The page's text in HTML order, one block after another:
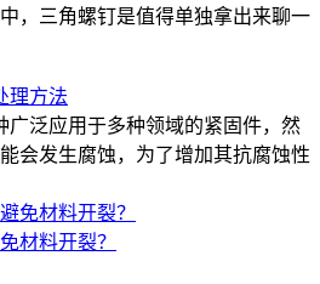
，三角螺钉是值得单独拿出来聊一
理方法
泛应用于多种领域的紧固件，然
会发生腐蚀，为了增加其抗腐蚀性
材料开裂？